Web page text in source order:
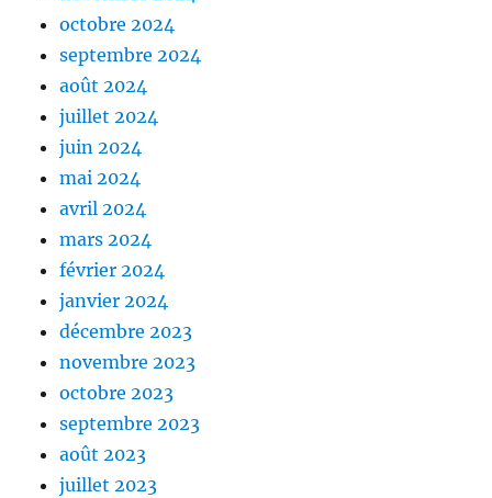
octobre 2024
septembre 2024
août 2024
juillet 2024
juin 2024
mai 2024
avril 2024
mars 2024
février 2024
janvier 2024
décembre 2023
novembre 2023
octobre 2023
septembre 2023
août 2023
juillet 2023